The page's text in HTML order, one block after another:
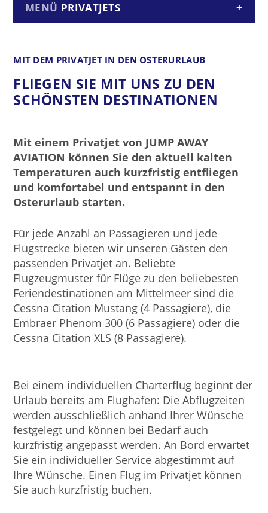
PRIVATJETS
MIT DEM PRIVATJET IN DEN OSTERURLAUB
FLIEGEN SIE MIT UNS ZU DEN
SCHÖNSTEN DESTINATIONEN
Mit einem Privatjet von JUMP AWAY
AVIATION können Sie den aktuell kalten
Temperaturen auch kurzfristig entfliegen
und komfortabel und entspannt in den
Osterurlaub starten.
Für jede Anzahl an Passagieren und jede
Flugstrecke bieten wir unseren Gästen den
passenden Privatjet an. Beliebte
Flugzeugmuster für Flüge zu den beliebesten
Feriendestinationen am Mittelmeer sind die
Cessna Citation Mustang (4 Passagiere), die
Embraer Phenom 300 (6 Passagiere) oder die
Cessna Citation XLS (8 Passagiere).
Bei einem individuellen Charterflug beginnt der
Urlaub bereits am Flughafen: Die Abflugzeiten
werden ausschließlich anhand Ihrer Wünsche
festgelegt und können bei Bedarf auch
kurzfristig angepasst werden. An Bord erwartet
Sie ein individueller Service abgestimmt auf
Ihre Wünsche. Einen Flug im Privatjet können
Sie auch kurzfristig buchen.